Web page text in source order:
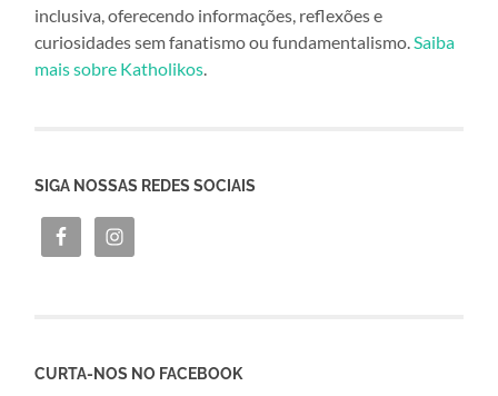
inclusiva, oferecendo informações, reflexões e
curiosidades sem fanatismo ou fundamentalismo.Saiba
mais sobre Katholikos.
SIGA NOSSAS REDES SOCIAIS
CURTA-NOS NO FACEBOOK